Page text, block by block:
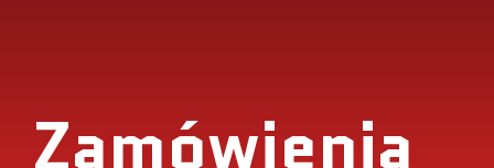
Zamówienia